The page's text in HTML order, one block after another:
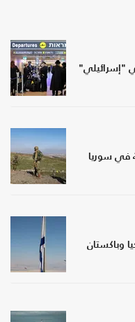
"إسرائيلي"
في سوريا
وباكستان